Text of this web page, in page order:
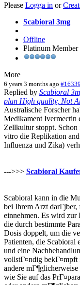
Please Logga in or
Scabioral 3mg
Offline
Platinum Member
More
6 years 3 months ago
Replied by Scabioral
plan High quality, Not
Australische Forscher
Medikament Ivermectin
Zellkultur stoppt. Schon
vitro die Replikation
Influenza und Zika)
--->>> Scabioral
Scabioral kann in die
bei Ihrem Arzt
einnehmen. Es wird zur
die durch bestimmte
Dosis doppelt, um die
Patienten, die Scabioral
und eine
vollstГ¤ndig bekГ¤mpft
andere
wie Sie auf das